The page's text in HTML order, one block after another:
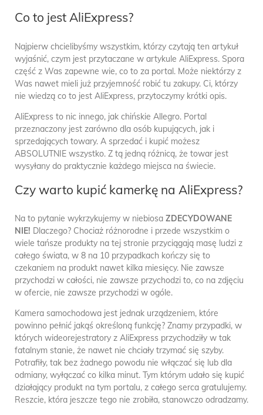
Co to jest AliExpress?
Najpierw chcielibyśmy wszystkim, którzy czytają ten artykuł
wyjaśnić, czym jest przytaczane w artykule AliExpress. Spora
część z Was zapewne wie, co to za portal. Może niektórzy z
Was nawet mieli już przyjemność robić tu zakupy. Ci, którzy
nie wiedzą co to jest AliExpress, przytoczymy krótki opis.
AliExpress to nic innego, jak chińskie Allegro. Portal
przeznaczony jest zarówno dla osób kupujących, jak i
sprzedających towary. A sprzedać i kupić możesz
ABSOLUTNIE wszystko. Z tą jedną różnicą, że towar jest
wysyłany do praktycznie każdego miejsca na świecie.
Czy warto kupić kamerkę na AliExpress?
Na to pytanie wykrzykujemy w niebiosa ZDECYDOWANE
NIE! Dlaczego? Chociaż różnorodne i przede wszystkim o
wiele tańsze produkty na tej stronie przyciągają masę ludzi z
całego świata, w 8 na 10 przypadkach kończy się to
czekaniem na produkt nawet kilka miesięcy. Nie zawsze
przychodzi w całości, nie zawsze przychodzi to, co na zdjęciu
w ofercie, nie zawsze przychodzi w ogóle.
Kamera samochodowa jest jednak urządzeniem, które
powinno pełnić jakąś określoną funkcję? Znamy przypadki, w
których wideorejestratory z AliExpress przychodziły w tak
fatalnym stanie, że nawet nie chciały trzymać się szyby.
Potrafiły, tak bez żadnego powodu nie włączać się lub dla
odmiany, wyłączać co kilka minut. Tym którym udało się kupić
działający produkt na tym portalu, z całego serca gratulujemy.
Reszcie, która jeszcze tego nie zrobiła, stanowczo odradzamy.